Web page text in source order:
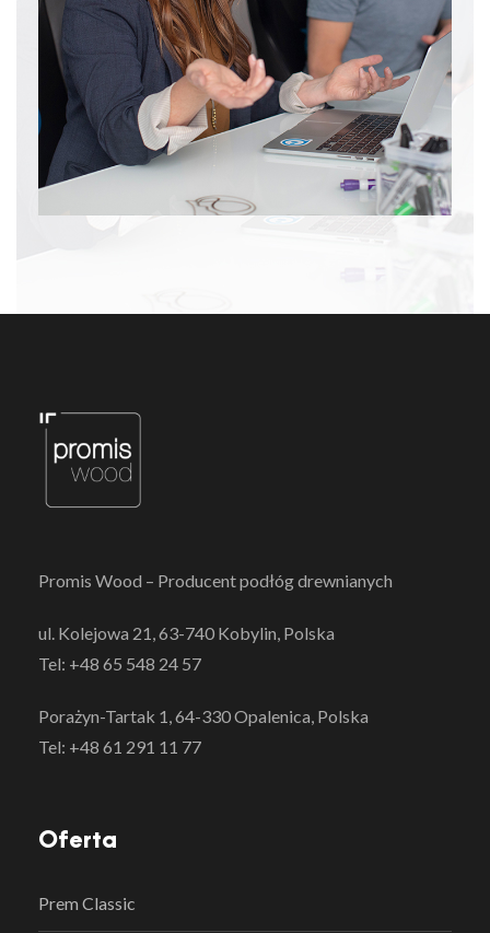
Promis Wood – Producent podłóg drewnianych
ul. Kolejowa 21, 63-740 Kobylin, Polska
Tel: +48 65 548 24 57
Porażyn-Tartak 1, 64-330 Opalenica, Polska
Tel: +48 61 291 11 77
Oferta
Prem Classic